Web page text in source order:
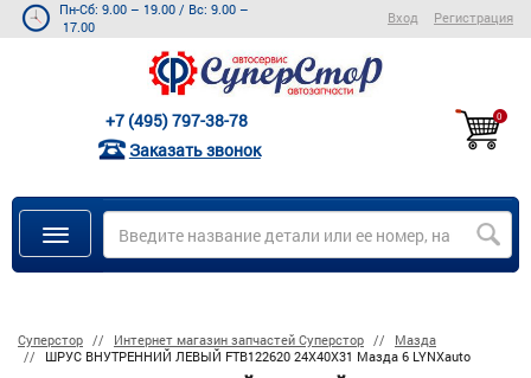
Пн-Сб: 9.00 – 19.00 / Вс: 9.00 –
17.00
Вход Регистрация
+7 (495) 797-38-78
Заказать звонок
0
Суперстор Интернет магазин запчастей Суперстор
Мазда
ШРУС ВНУТРЕННИЙ ЛЕВЫЙ FTB122620 24X40X31 Мазда 6 LYNXauto